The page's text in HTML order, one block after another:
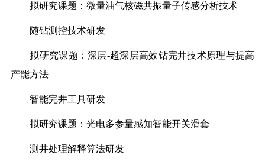
拟研究课题：微量油气核磁共振量子传感分析技术
随钻测控技术研发
拟研究课题：深层-超深层高效钻完井技术原理与提高
产能方法
智能完井工具研发
拟研究课题：光电多参量感知智能开关滑套
测井处理解释算法研发